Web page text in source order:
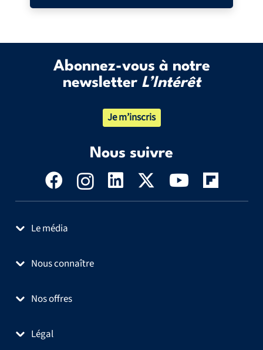
Abonnez-vous à notre
newsletter L’Intérêt
Je m’inscris
Nous suivre
Le média
Nous connaître
Nos offres
Légal